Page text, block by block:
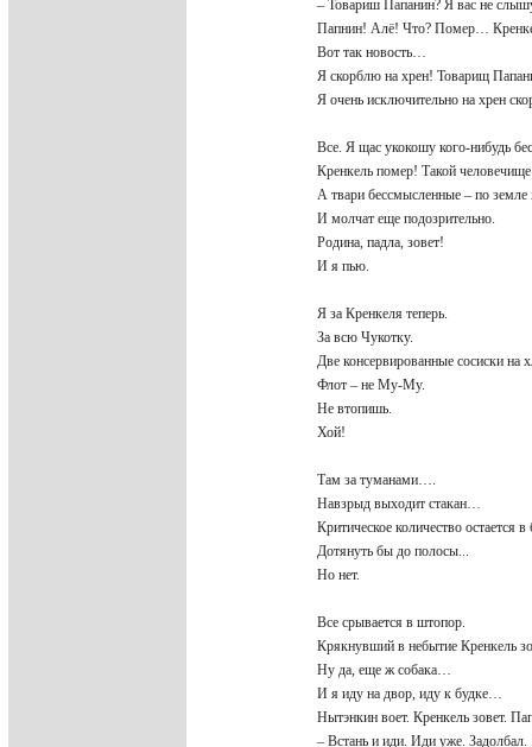
– Товариш Папанин? Я вас не
Папнин! Алё! Что? Помер…
Вот так новость…
Я скорблю на хрен! Товарищ
Я очень исключительно на хрен
Все. Я щас укокошу кого-нибудь
Кренкель помер! Такой
А твари бессмысленные – по
И молчат еще подозрительно.
Родина, падла, зовет!
И я пью.
Я за Кренкеля теперь.
За всю Чукотку.
Две консервированные сосиски на
Флот – не Му-Му.
Не втопишь.
Хой!
Там за туманами….
Навзрыд выходит стакан…
Критическое количество остается
Дотянуть бы до полосы...
Но нет.
Все срывается в штопор.
Крякнувший в небытие Кренкель
Ну да, еще ж собака…
И я иду на двор, иду к будке…
Нытэнкин воет. Кренкель зовет.
– Встань и иди. Иди уже.